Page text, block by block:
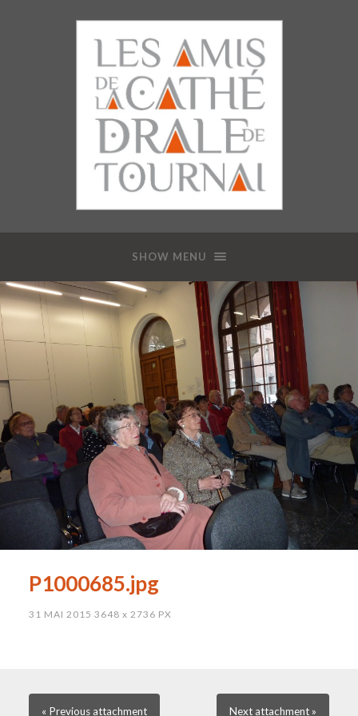
SHOW MENU
P1000685.jpg
31 MAI 2015 3648 x 2736 PX
« Previousattachment Next attachment »